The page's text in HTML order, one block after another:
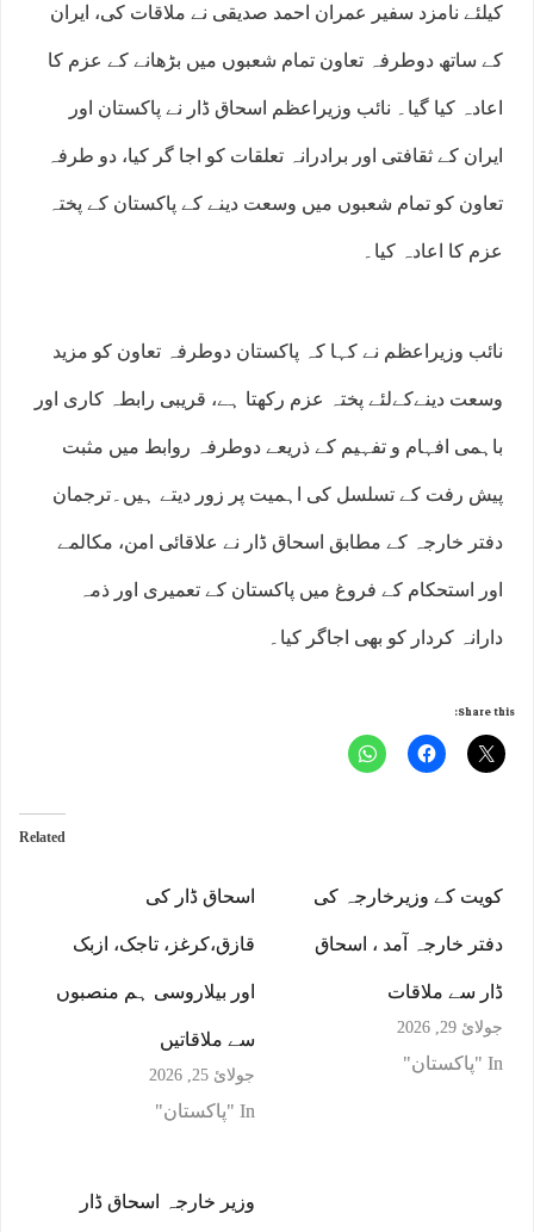
کیلئے نامزد سفیر عمران احمد صدیقی نے ملاقات کی، ایران
کے ساتھ دوطرفہ تعاون تمام شعبوں میں بڑھانے کے عزم کا
اعادہ کیا گیا۔ نائب وزیراعظم اسحاق ڈار نے پاکستان اور
ایران کے ثقافتی اور برادرانہ تعلقات کو اجا گر کیا، دو طرفہ
تعاون کو تمام شعبوں میں وسعت دینے کے پاکستان کے پختہ
عزم کا اعادہ کیا۔
نائب وزیراعظم نے کہا کہ پاکستان دوطرفہ تعاون کو مزید
وسعت دینےکےلئے پختہ عزم رکھتا ہے، قریبی رابطہ کاری اور
باہمی افہام و تفہیم کے ذریعے دوطرفہ روابط میں مثبت
پیش رفت کے تسلسل کی اہمیت پر زور دیتے ہیں۔ترجمان
دفتر خارجہ کے مطابق اسحاق ڈار نے علاقائی امن، مکالمے
اور استحکام کے فروغ میں پاکستان کے تعمیری اور ذمہ
دارانہ کردار کو بھی اجاگر کیا۔
Share this:
Related
اسحاق ڈار کی
قازق،کرغز، تاجک، ازبک
اور بیلاروسی ہم منصبوں
سے ملاقاتیں
جولائ 25, 2026
In "پاکستان"
کویت کے وزیرخارجہ کی
دفتر خارجہ آمد ، اسحاق
ڈار سے ملاقات
جولائ 29, 2026
In "پاکستان"
وزیر خارجہ اسحاق ڈار